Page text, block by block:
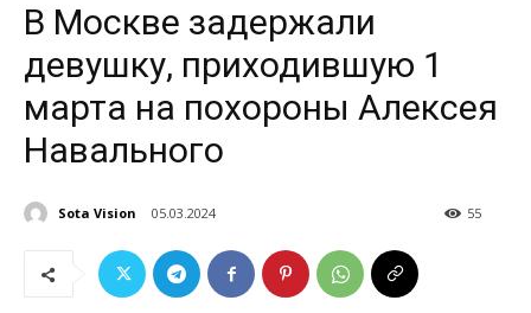
В Москве задержали
девушку, приходившую 1
марта на похороны Алексея
Навального
Sota Vision 05.03.2024 55